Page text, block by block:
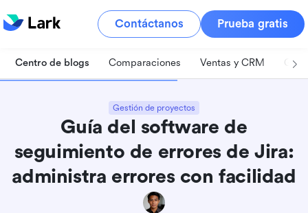
Contáctanos Prueba gratis
Centro de blogs Comparaciones Ventas y CRM
Gestión de proyectos
Guía del software de
seguimiento de errores de Jira:
administra errores con facilidad